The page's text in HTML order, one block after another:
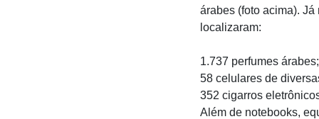
árabes (foto acima).
localizaram:
1.737 perfumes árabes;
58 celulares de
352 cigarros
Além de notebooks,